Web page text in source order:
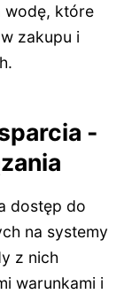
wodę, które
zakupu i
-
dostęp do
na systemy
z nich
warunkami i